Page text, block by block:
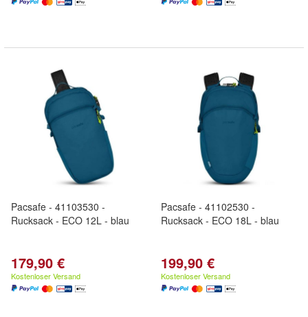
Pacsafe - 41103530 -
Rucksack - ECO 12L - blau
179,90 €
Kostenloser Versand
Pacsafe - 41102530 -
Rucksack - ECO 18L - blau
199,90 €
Kostenloser Versand